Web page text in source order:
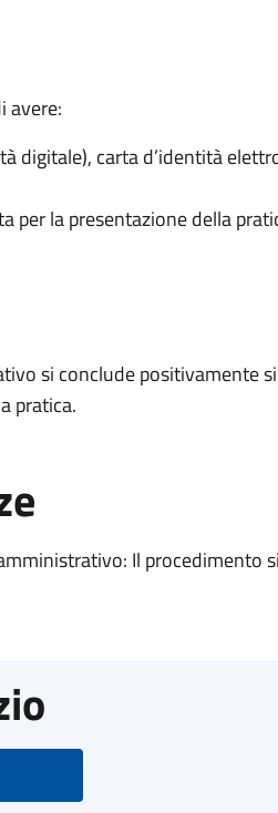
avere:
digitale), carta d’identità
per la presentazione della
si conclude positivamente
pratica.
Il procedimento